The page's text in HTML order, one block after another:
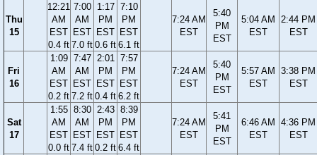
Thu
15
12:21
AM
EST
0.4 ft
7:00
AM
EST
7.0 ft
1:17
PM
EST
0.6 ft
7:10
PM
EST
6.1 ft
7:24 AM
EST
5:40
PM
EST
5:04 AM
EST
2:44 PM
EST
Fri
16
1:09
AM
EST
0.2 ft
7:47
AM
EST
7.2 ft
2:01
PM
EST
0.4 ft
7:57
PM
EST
6.2 ft
7:24 AM
EST
5:40
PM
EST
5:57 AM
EST
3:38 PM
EST
Sat
17
1:55
AM
EST
0.0 ft
8:30
AM
EST
7.4 ft
2:43
PM
EST
0.2 ft
8:39
PM
EST
6.4 ft
7:24 AM
EST
5:41
PM
EST
6:46 AM
EST
4:36 PM
EST